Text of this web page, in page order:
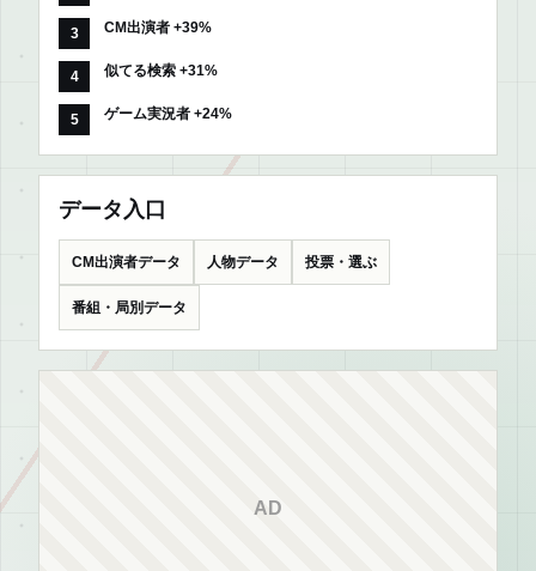
CM出演者 +39%
似てる検索 +31%
ゲーム実況者 +24%
データ入口
CM出演者データ 人物データ 投票・選ぶ
番組・局別データ
AD